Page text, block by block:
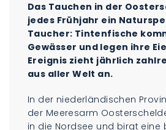
Das Tauchen in der
jedes Frühjahr ein
Taucher: Tintenfische
Gewässer und legen ihre
Ereignis zieht jährlich
aus aller Welt an.
In der niederländischen
der Meeresarm
in die Nordsee und birgt eine